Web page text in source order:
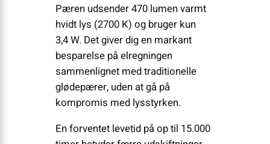
Pæren udsender 470 lumen varmt
hvidt lys (2700 K) og bruger kun
3,4 W. Det giver dig en markant
besparelse på elregningen
sammenlignet med traditionelle
glødepærer, uden at gå på
kompromis med lysstyrken.
En forventet levetid på op til 15.000